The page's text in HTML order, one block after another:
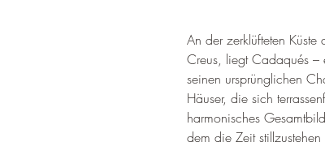
An der zerklüfteten
Creus, liegt Cadaqués –
seinen ursprünglichen
Häuser, die sich
harmonisches
dem die Zeit